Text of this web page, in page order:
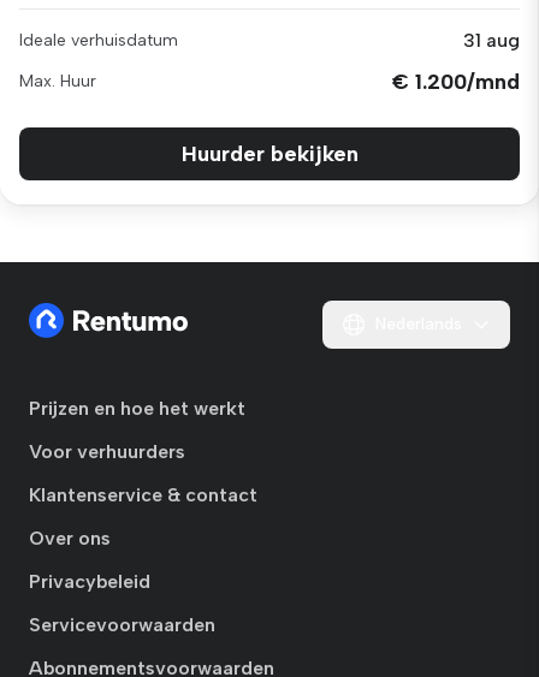
Ideale verhuisdatum 31 aug
Max. Huur € 1.200/mnd
Huurder bekijken
Prijzen en hoe het werkt
Voor verhuurders
Klantenservice & contact
Over ons
Privacybeleid
Servicevoorwaarden
Abonnementsvoorwaarden